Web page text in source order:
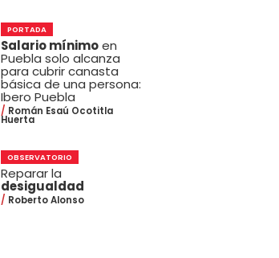
PORTADA
Salario mínimoen
Puebla solo alcanza
para cubrir canasta
básica de una persona:
Ibero Puebla
Román Esaú Ocotitla
Huerta
OBSERVATORIO
Reparar la
desigualdad
Roberto Alonso